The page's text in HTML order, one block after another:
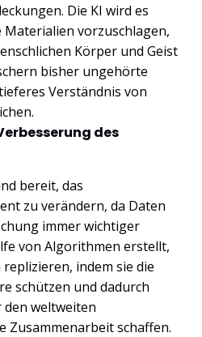
Die KI wird es
vorzuschlagen,
Körper und Geist
bisher ungehörte
Verständnis von
des
bereit, das
zu verändern, da Daten
immer wichtiger
von Algorithmen erstellt,
indem sie die
schützen und dadurch
weltweiten
Zusammenarbeit schaffen.